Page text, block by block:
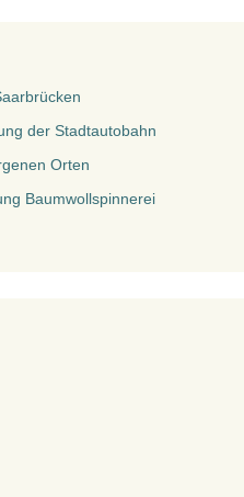
der Stadtautobahn
Orten
Baumwollspinnerei